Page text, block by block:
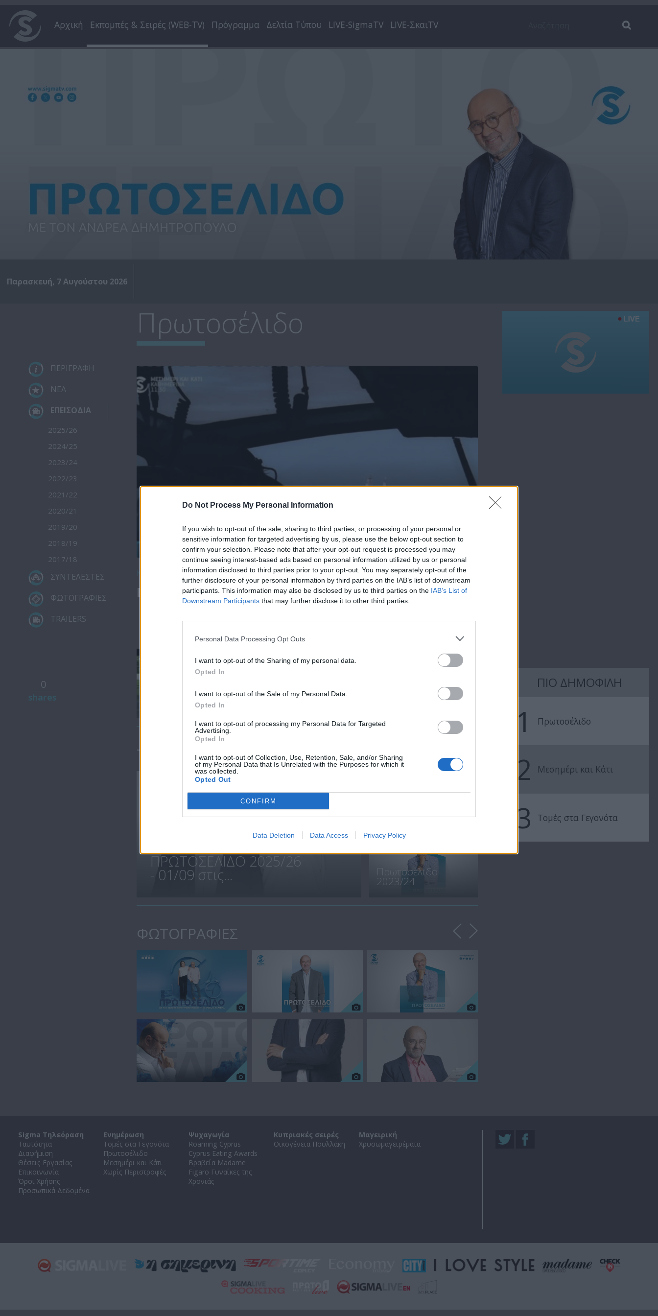
Do Not Process My Personal Information
If you wish to opt-out of the sale, sharing to third parties, or processing of your personal or
sensitive information for targeted advertising by us, please use the below opt-out section to
confirm your selection. Please note that after your opt-out request is processed you may
continue seeing interest-based ads based on personal information utilized by us or personal
information disclosed to third parties prior to your opt-out. You may separately opt-out of the
further disclosure of your personal information by third parties on the IAB’s list of downstream
participants. This information may also be disclosed by us to third parties on the IAB’s List of
Downstream Participants that may further disclose it to other third parties.
Personal Data Processing Opt Outs
I want to opt-out of the Sharing of my personal data.
Opted In
I want to opt-out of the Sale of my Personal Data.
Opted In
I want to opt-out of processing my Personal Data for Targeted
Advertising.
Opted In
I want to opt-out of Collection, Use, Retention, Sale, and/or Sharing
of my Personal Data that Is Unrelated with the Purposes for which it
was collected.
Opted Out
CONFIRM
Data Deletion Data Access Privacy Policy
Αρχική Εκπομπές & Σειρές (WEB-TV) Πρόγραμμα Δελτία Τύπου LIVE-SigmaTV LIVE-ΣκαιTV
Παρασκευή, 7 Αυγούστου 2026
Πρωτοσέλιδο
ΠΕΡΙΓΡΑΦΗ
ΝΕΑ
ΕΠΕΙΣΟΔΙΑ
2025/26
2024/25
2023/24
2022/23
2021/22
2020/21
2019/20
2018/19
2017/18
ΣΥΝΤΕΛΕΣΤΕΣ
ΦΩΤΟΓΡΑΦΙΕΣ
TRAILERS
0
Κατέβασε το
Πρωτοσέλιδο 06.06.22
Πρωτοσέλιδο
Πρωτοσέλιδο
ΤΕΛΕΥΤΑΙΑ ΝΕΑ
ΠΡΩΤΟΣΕΛΙΔΟ 2025/26
- 01/09 στις...
Πρωτοσέλιδο...
Πρωτοσέλιδο
2023/24
ΦΩΤΟΓΡΑΦΙΕΣ
ΠΙΟ ΔΗΜΟΦΙΛΗ
1 Πρωτοσέλιδο
2 Μεσημέρι και Κάτι
3 Τομές στα Γεγονότα
Sigma Τηλεόραση
Ταυτότητα
Διαφήμιση
Θέσεις Εργασίας
Επικοινωνία
Όροι Χρήσης
Προσωπικά Δεδομένα
Ενημέρωση
Τομές στα Γεγονότα
Πρωτοσέλιδο
Μεσημέρι και Κάτι
Χωρίς Περιστροφές
Ψυχαγωγία
Roaming Cyprus
Cyprus Eating Awards
Βραβεία Madame
Figaro Γυναίκες της
Χρονιάς
Κυπριακές σειρές
Οικογένεια Πουλλάκη
Μαγειρική
Χρυσωμαγειρέματα